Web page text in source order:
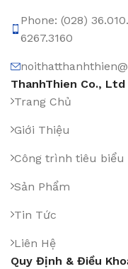
Phone: (028)
6267.3160
ThanhThien Co., Ltd
Trang Chủ
Giới Thiệu
Công trình tiêu biểu
Sản Phẩm
Tin Tức
Liên Hệ
Quy Định & Điều